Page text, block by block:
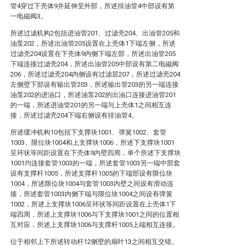
管4穿过下壳体9并延伸至外部，所述排油管4中部设有第
一电磁阀3。
所述过滤机构2包括进油管201、过滤壳204、出油管205和
油泵202，所述出油管205设置在上壳体1下端左侧，所述
过滤壳204设置在下壳体9内侧下端左部，所述出油管205
下端连接过滤壳204，所述出油管205中部设有第二电磁阀
206，所述过滤壳204内侧设有过滤层207，所述过滤壳204
左侧壁下部设有输出管203，所述输出管203的另一端连接
油泵202的进油口，所述油泵202的出油口连接进油管201
的一端，所述进油管201的另一端与上壳体1之间相互连
接，所述过滤壳204下端右侧设有排油管4。
所述缓冲机构10包括下支撑块1001、弹簧1002、套管
1003、限位块1004和上支撑块1006，所述下支撑块1001
呈环状等间距设置在下壳体9内壁四周，单个所述下支撑块
1001均连接套管1003的一端，所述套管1003另一端中部套
设有支撑杆1005，所述支撑杆1005的下端部设有限位块
1004，所述限位块1004与套管1003内壁之间设有滑动连
接，所述套管1003内侧下端与限位块1004之间设有弹簧
1002，所述上支撑块1006呈环状等间距设置在上壳体1下
端四周，所述上支撑块1006与下支撑块1001之间的位置相
互对应，所述上支撑块1006与支撑杆1005上端相互连接。
位于相邻上下所述转动杆12侧壁的扇叶13之间相互交错。